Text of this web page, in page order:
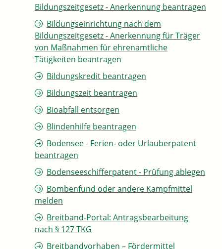
Bildungszeitgesetz - Anerkennung beantragen
Bildungseinrichtung nach dem
Bildungszeitgesetz - Anerkennung für Träger
von Maßnahmen für ehrenamtliche
Tätigkeiten beantragen
Bildungskredit beantragen
Bildungszeit beantragen
Bioabfall entsorgen
Blindenhilfe beantragen
Bodensee - Ferien- oder Urlauberpatent
beantragen
Bodenseeschifferpatent - Prüfung ablegen
Bombenfund oder andere Kampfmittel
melden
Breitband-Portal: Antragsbearbeitung
nach § 127 TKG
Breitbandvorhaben – Fördermittel